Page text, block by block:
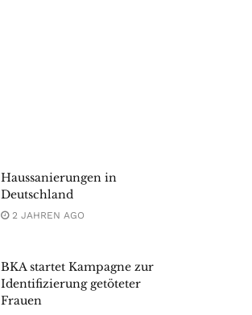
Haussanierungen in
Deutschland
2 JAHREN AGO
BKA startet Kampagne zur
Identifizierung getöteter
Frauen